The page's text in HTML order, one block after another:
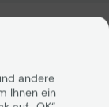
KIT X
andere
Ihnen ein